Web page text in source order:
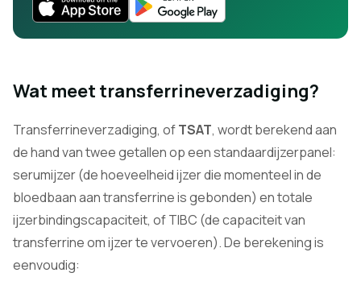
Wat meet transferrineverzadiging?
Transferrineverzadiging, ofTSAT, wordt berekend aan
de hand van twee getallen op een standaardijzerpanel:
serumijzer (de hoeveelheid ijzer die momenteel in de
bloedbaan aan transferrine is gebonden) en totale
ijzerbindingscapaciteit, of TIBC (de capaciteit van
transferrine om ijzer te vervoeren). De berekening is
eenvoudig: